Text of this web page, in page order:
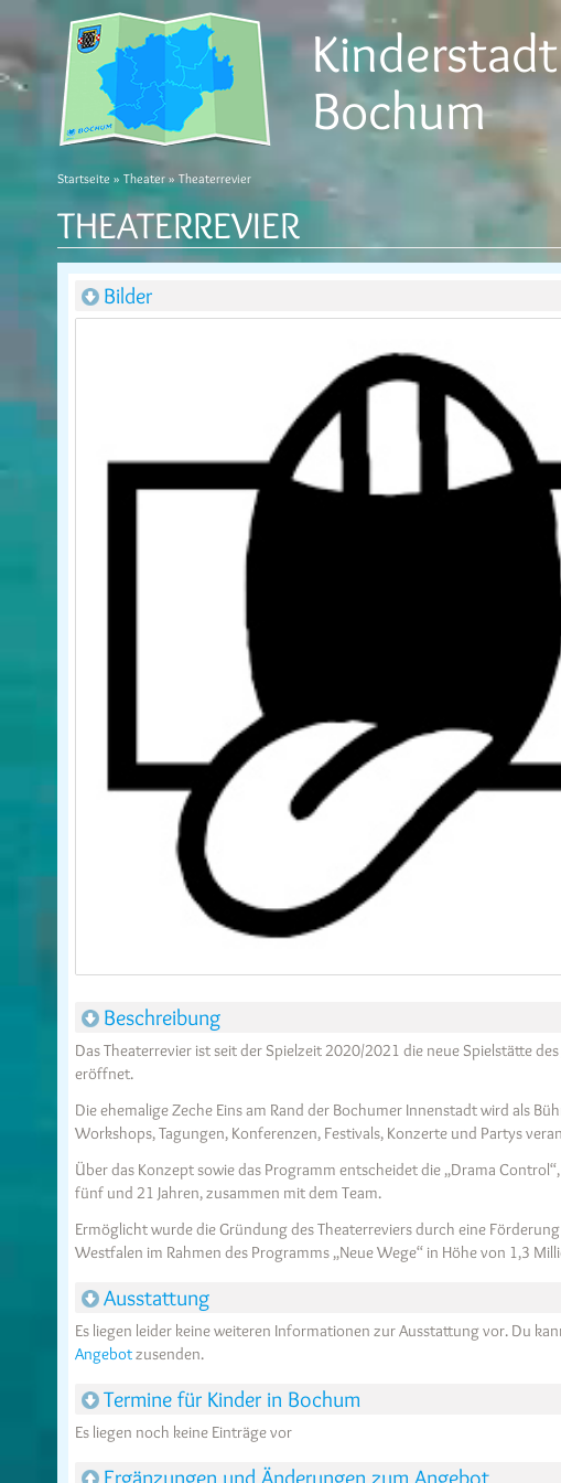
Bochum
Startseite » Theater» Theaterrevier
THEATERREVIER
Bilder
Beschreibung
Das Theaterrevier ist seit der Spielzeit 2020/2021 die neue Spielstätte
eröffnet.
Die ehemalige Zeche Eins am Rand der Bochumer Innenstadt wird als
Workshops, Tagungen, Konferenzen, Festivals, Konzerte und Partys
Über das Konzept sowie das Programm entscheidet die „Drama
fünf und 21 Jahren, zusammen mit dem Team.
Ermöglicht wurde die Gründung des Theaterreviers durch eine
Westfalen im Rahmen des Programms „Neue Wege“ in Höhe von 1,3
Ausstattung
Es liegen leider keine weiteren Informationen zur Ausstattung vor. Du
Angebotzusenden.
Termine für Kinder in Bochum
Es liegen noch keine Einträge vor